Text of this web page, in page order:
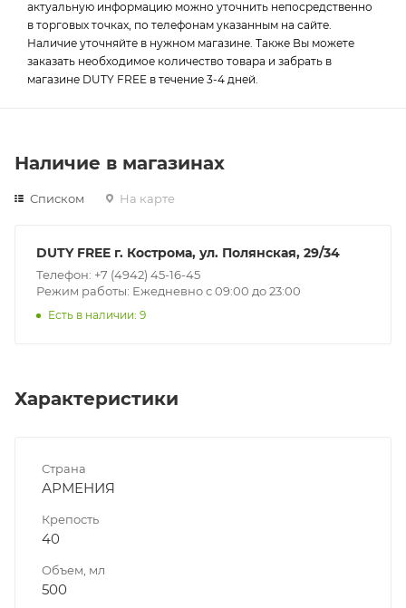
актуальную информацию можно уточнить непосредственно
в торговых точках, по телефонам указанным на сайте.
Наличие уточняйте в нужном магазине. Также Вы можете
заказать необходимое количество товара и забрать в
магазине DUTY FREE в течение 3-4 дней.
Наличие в магазинах
Списком На карте
DUTY FREE г. Кострома, ул. Полянская, 29/34
Телефон: +7 (4942) 45-16-45
Режим работы: Ежедневно с 09:00 до 23:00
Есть в наличии: 9
Характеристики
Страна
АРМЕНИЯ
Крепость
40
Объем, мл
500